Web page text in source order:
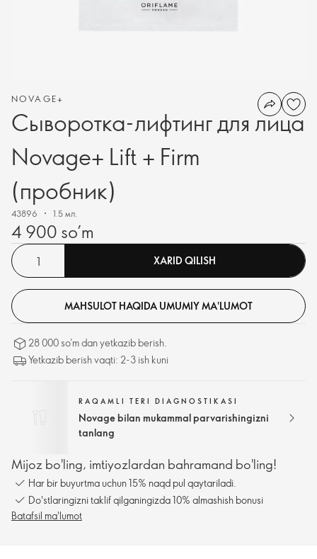
NOVAGE+
Сыворотка-лифтинг для лица
Novage+ Lift + Firm
(пробник)
43896 1.5 мл.
4 900 so’m
XARID QILISH
MAHSULOT HAQIDA UMUMIY MA'LUMOT
28 000 so’m dan yetkazib berish.
Yetkazib berish vaqti: 2-3 ish kuni
RAQAMLI TERI DIAGNOSTIKASI
Novage bilan mukammal parvarishingizni
tanlang
Mijoz bo'ling, imtiyozlardan bahramand bo'ling!
Har bir buyurtma uchun 15% naqd pul qaytariladi.
Do'stlaringizni taklif qilganingizda 10% almashish bonusi
Batafsil ma'lumot